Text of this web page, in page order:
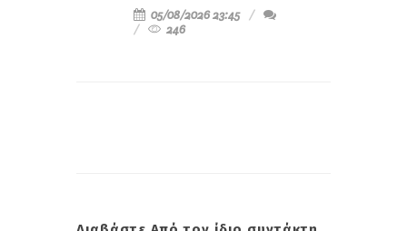
05/08/2026 23:45
246